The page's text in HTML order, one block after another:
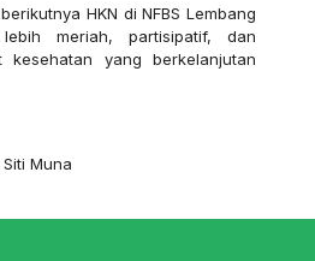
HKN di NFBS Lembang
meriah, partisipatif, dan
kesehatan yang berkelanjutan
Muna